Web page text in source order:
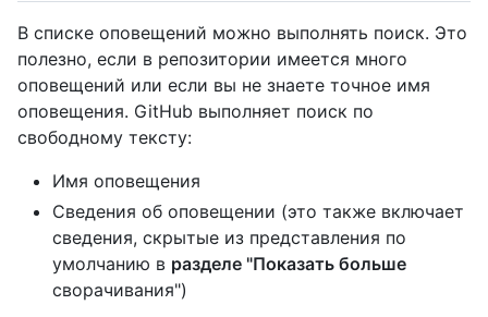
В списке оповещений можно выполнять поиск. Это
полезно, если в репозитории имеется много
оповещений или если вы не знаете точное имя
оповещения. GitHub выполняет поиск по
свободному тексту:
Имя оповещения
Сведения об оповещении (это также включает
сведения, скрытые из представления по
умолчанию в разделе "Показать больше
сворачивания")